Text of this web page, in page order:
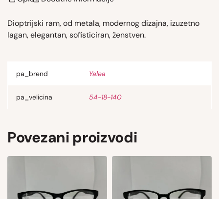
Dioptrijski ram, od metala, modernog dizajna, izuzetno
lagan, elegantan, sofisticiran, ženstven.
pa_brend Yalea
pa_velicina 54-18-140
Povezani proizvodi